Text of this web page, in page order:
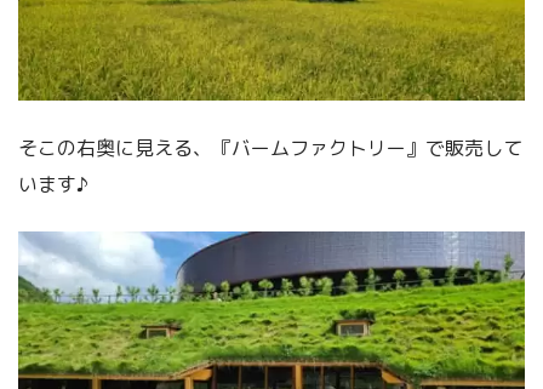
そこの右奥に見える、『バームファクトリー』で販売して
います♪